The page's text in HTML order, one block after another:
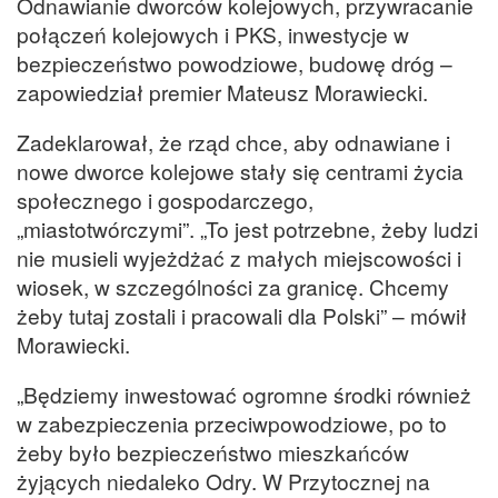
połączeń kolejowych i PKS, inwestycje w
bezpieczeństwo powodziowe, budowę dróg –
zapowiedział premier Mateusz Morawiecki.
Zadeklarował, że rząd chce, aby odnawiane i
nowe dworce kolejowe stały się centrami życia
społecznego i gospodarczego,
„miastotwórczymi”. „To jest potrzebne, żeby ludzi
nie musieli wyjeżdżać z małych miejscowości i
wiosek, w szczególności za granicę. Chcemy
żeby tutaj zostali i pracowali dla Polski” – mówił
Morawiecki.
„Będziemy inwestować ogromne środki również
w zabezpieczenia przeciwpowodziowe, po to
żeby było bezpieczeństwo mieszkańców
żyjących niedaleko Odry. W Przytocznej na